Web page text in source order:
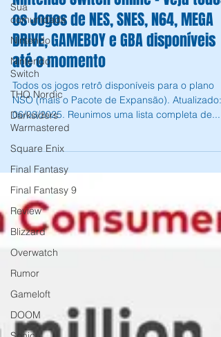
Sua
comunidade
Nintendo
Nintendo
Switch
THQ Nordic
Darksiders
Warmastered
Square Enix
Final Fantasy
Final Fantasy 9
Review
Blizzard
Overwatch
Rumor
Gameloft
DOOM
Nintendo Switch Online - Veja todos
os Jogos de NES, SNES, N64, MEGA
DRIVE, GAMEBOY e GBA disponíveis
até o momento
Todos os jogos retrô disponíveis para o plano
NSO (mais o Pacote de Expansão). Atualizado: